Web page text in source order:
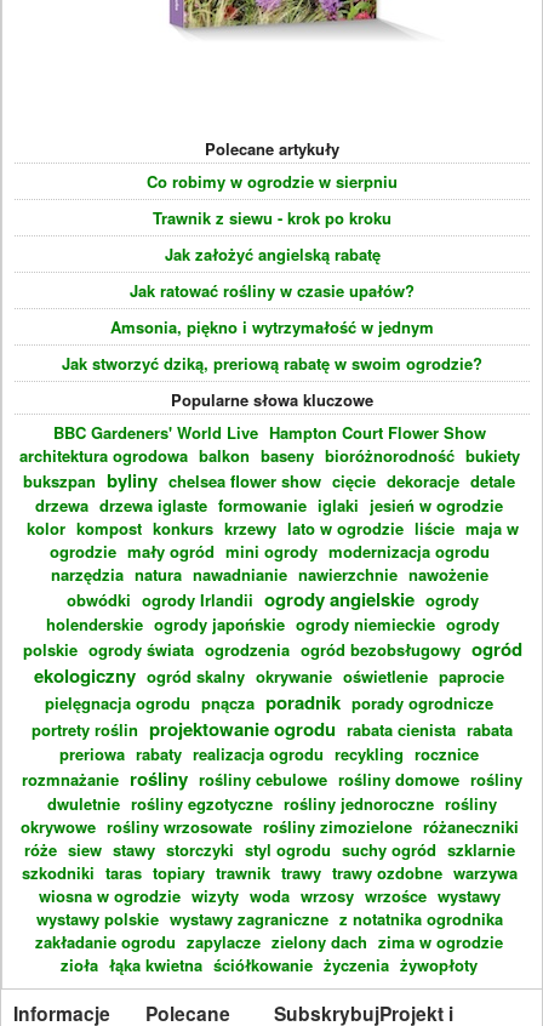
Polecane artykuły
Co robimy w ogrodzie w sierpniu
Trawnik z siewu - krok po kroku
Jak założyć angielską rabatę
Jak ratować rośliny w czasie upałów?
Amsonia, piękno i wytrzymałość w jednym
Jak stworzyć dziką, preriową rabatę w swoim ogrodzie?
Popularne słowa kluczowe
BBC Gardeners' World Live Hampton Court Flower Show
architektura ogrodowa balkon baseny bioróżnorodność bukiety
bukszpan byliny chelsea flower show cięcie dekoracje detale
drzewa drzewa iglaste formowanie iglaki jesień w ogrodzie
kolor kompost konkurs krzewy lato w ogrodzie liście maja w
ogrodzie mały ogród mini ogrody modernizacja ogrodu
narzędzia natura nawadnianie nawierzchnie nawożenie
obwódki ogrody Irlandii ogrody angielskie ogrody
holenderskie ogrody japońskie ogrody niemieckie ogrody
polskie ogrody świata ogrodzenia ogród bezobsługowy ogród
ekologiczny ogród skalny okrywanie oświetlenie paprocie
pielęgnacja ogrodu pnącza poradnik porady ogrodnicze
portrety roślin projektowanie ogrodu rabata cienista rabata
preriowa rabaty realizacja ogrodu recykling rocznice
rozmnażanie rośliny rośliny cebulowe rośliny domowe rośliny
dwuletnie rośliny egzotyczne rośliny jednoroczne rośliny
okrywowe rośliny wrzosowate rośliny zimozielone różaneczniki
róże siew stawy storczyki styl ogrodu suchy ogród szklarnie
szkodniki taras topiary trawnik trawy trawy ozdobne warzywa
wiosna w ogrodzie wizyty woda wrzosy wrzośce wystawy
wystawy polskie wystawy zagraniczne z notatnika ogrodnika
zakładanie ogrodu zapylacze zielony dach zima w ogrodzie
zioła łąka kwietna ściółkowanie życzenia żywopłoty
Informacje Polecane SubskrybujProjekt i